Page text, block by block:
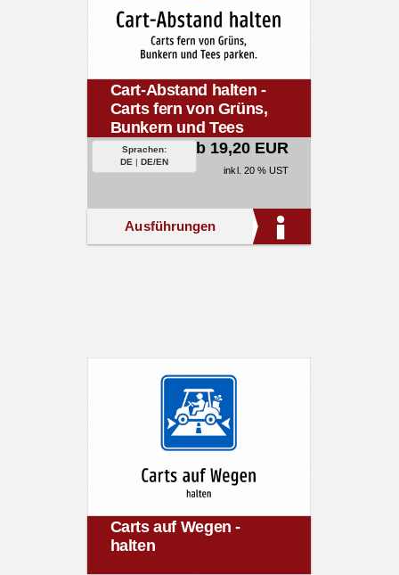
Cart-Abstand halten -
Carts fern von Grüns,
Bunkern und Tees
parken.
Sprachen:
DE | DE/EN
ab 19,20 EUR
inkl. 20 % UST
Ausführungen
Carts auf Wegen -
halten